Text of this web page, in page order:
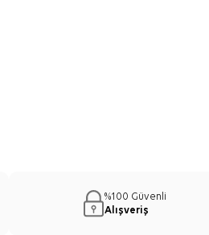
%100 Güvenli
Alışveriş